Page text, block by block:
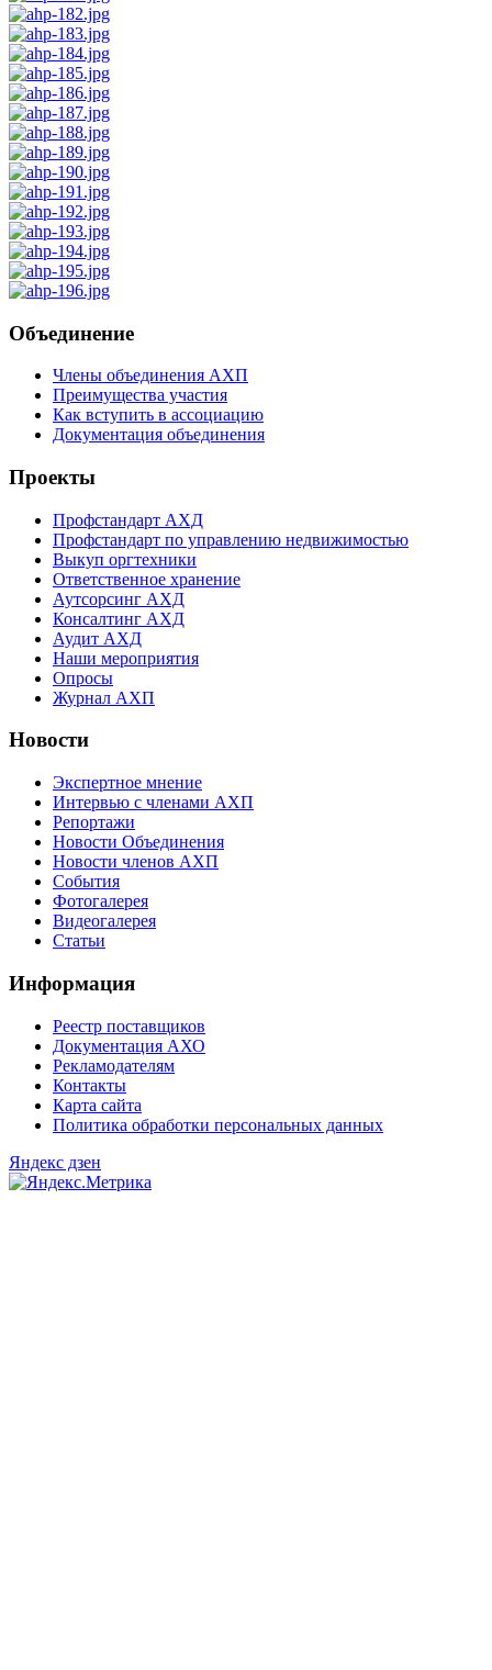
Объединение
Члены объединения АХП
Преимущества участия
Как вступить в ассоциацию
Документация объединения
Проекты
Профстандарт АХД
Профстандарт по управлению недвижимостью
Выкуп оргтехники
Ответственное хранение
Аутсорсинг АХД
Консалтинг АХД
Аудит АХД
Наши мероприятия
Опросы
Журнал АХП
Новости
Экспертное мнение
Интервью с членами АХП
Репортажи
Новости Объединения
Новости членов АХП
События
Фотогалерея
Видеогалерея
Статьи
Информация
Реестр поставщиков
Документация АХО
Рекламодателям
Контакты
Карта сайта
Политика обработки персональных данных
Яндекс дзен